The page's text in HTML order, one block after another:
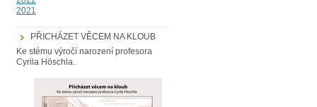
2021
PŘICHÁZET VĚCEM NA KLOUB
Ke stému výročí narození profesora
Cyrila Höschla.